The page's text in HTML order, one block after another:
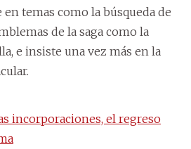
temas como la búsqueda de
de la saga como la
e insiste una vez más en la
incorporaciones, el regreso